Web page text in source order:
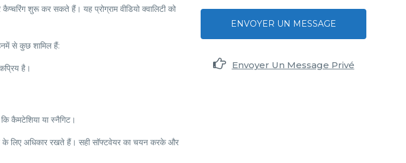
शुरू कर सकते हैं। यह प्रोग्राम वीडियो क्वालिटी को
से कुछ शामिल हैं:
है।
कैमटेशिया या स्नैगिट।
के लिए अधिकार रखते हैं। सही सॉफ्टवेयर का चयन करके और
ENVOYER UN MESSAGE
Envoyer Un Message Privé